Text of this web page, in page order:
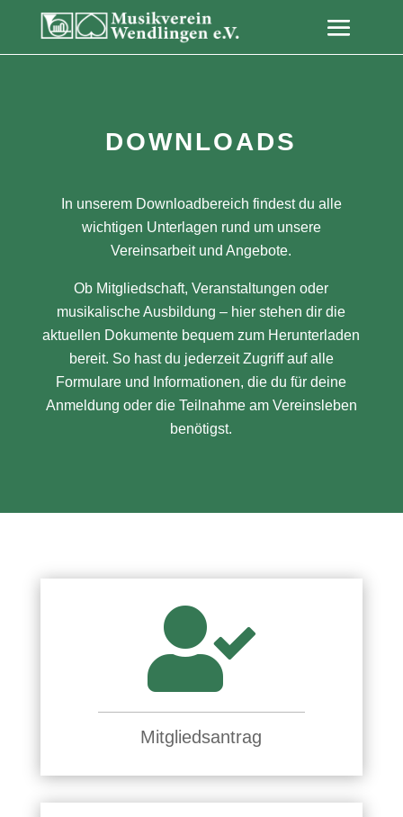
DOWNLOADS
In unserem Downloadbereich findest du alle
wichtigen Unterlagen rund um unsere
Vereinsarbeit und Angebote.
Ob Mitgliedschaft, Veranstaltungen oder
musikalische Ausbildung – hier stehen dir die
aktuellen Dokumente bequem zum Herunterladen
bereit. So hast du jederzeit Zugriff auf alle
Formulare und Informationen, die du für deine
Anmeldung oder die Teilnahme am Vereinsleben
benötigst.

Mitgliedsantrag